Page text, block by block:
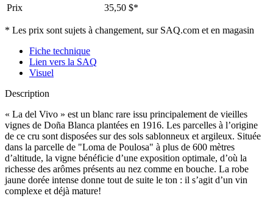
Prix
35,50 $*
* Les prix sont sujets à changement, sur SAQ.com et en magasin
Fiche technique
Lien vers la SAQ
Visuel
Description
« La del Vivo » est un blanc rare issu principalement de vieilles
vignes de Doña Blanca plantées en 1916. Les parcelles à l’origine
de ce cru sont disposées sur des sols sablonneux et argileux. Située
dans la parcelle de "Loma de Poulosa" à plus de 600 mètres
d’altitude, la vigne bénéficie d’une exposition optimale, d’où la
richesse des arômes présents au nez comme en bouche. La robe
jaune dorée intense donne tout de suite le ton : il s’agit d’un vin
complexe et déjà mature!